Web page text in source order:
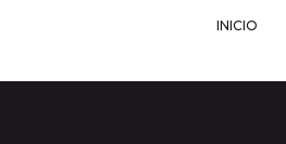
INICIO